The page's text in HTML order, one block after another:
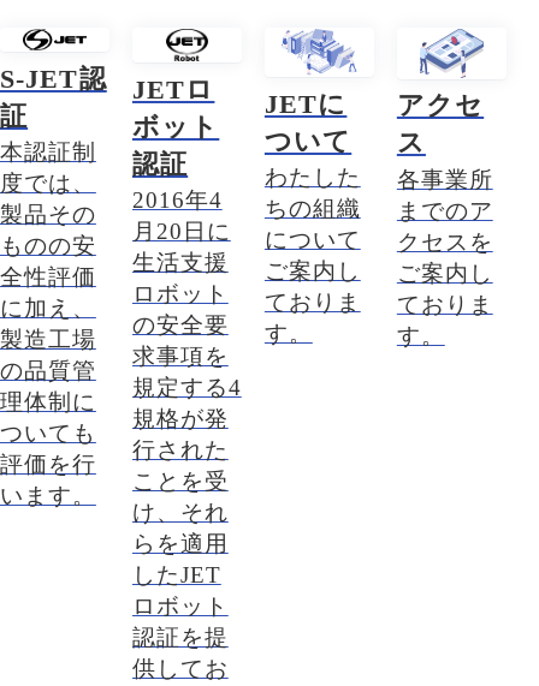
S-JET認
証
本認証制
度では、
製品その
ものの安
全性評価
に加え、
製造工場
の品質管
理体制に
ついても
評価を行
います。
JETロ
ボット
認証
2016年4
月20日に
生活支援
ロボット
の安全要
求事項を
規定する4
規格が発
行された
ことを受
け、それ
らを適用
したJET
ロボット
認証を提
供してお
JETに
ついて
わたした
ちの組織
について
ご案内し
ておりま
す。
アクセ
ス
各事業所
までのア
クセスを
ご案内し
ておりま
す。